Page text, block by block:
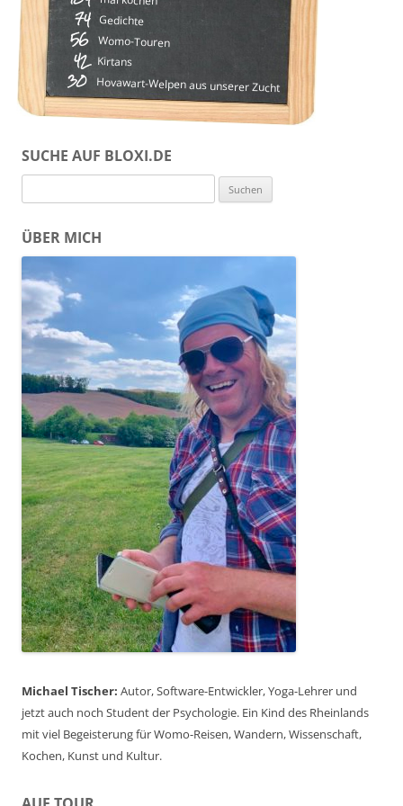
74 Gedichte
56 Womo-Touren
42 Kirtans
30 Hovawart-Welpen aus unserer Zucht
SUCHE AUF BLOXI.DE
nach:
ÜBER MICH
Michael Tischer: Autor, Software-Entwickler, Yoga-Lehrer und
jetzt auch noch Student der Psychologie. Ein Kind des Rheinlands
mit viel Begeisterung für Womo-Reisen, Wandern, Wissenschaft,
Kochen, Kunst und Kultur.